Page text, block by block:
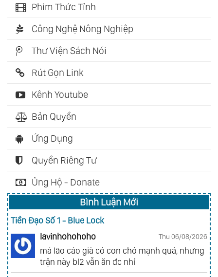
Phim Thức Tỉnh
Công Nghệ Nông Nghiệp
Thư Viện Sách Nói
Rút Gọn Link
Kênh Youtube
Bản Quyền
Ứng Dụng
Quyền Riêng Tư
Ủng Hộ - Donate
Bình Luận Mới
Tiền Đạo Số 1 - Blue Lock
lavinhohohoho
Thu 06/08/2026
má lão cáo già có con chó mạnh quá, nhưng
trận này bl2 vẫn ăn đc nhỉ